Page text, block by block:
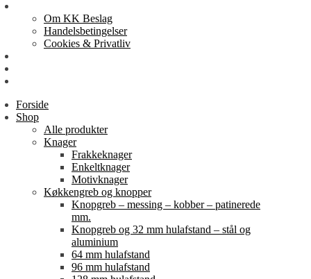
Om KK Beslag
Handelsbetingelser
Cookies & Privatliv
Forside
Shop
Alle produkter
Knager
Frakkeknager
Enkeltknager
Motivknager
Køkkengreb og knopper
Knopgreb – messing – kobber – patinerede
mm.
Knopgreb og 32 mm hulafstand – stål og
aluminium
64 mm hulafstand
96 mm hulafstand